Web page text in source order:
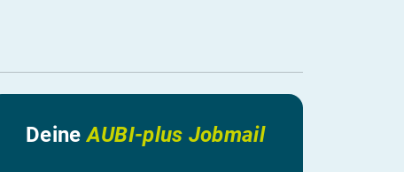
DeineAUBI-plus Jobmail